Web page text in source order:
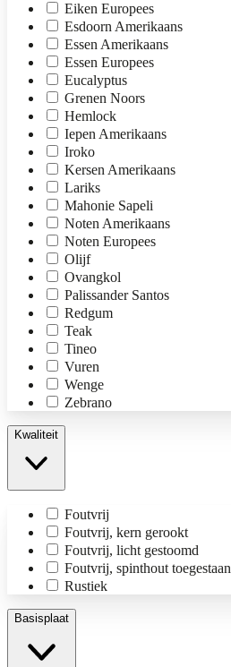
Eiken Europees
Esdoorn Amerikaans
Essen Amerikaans
Essen Europees
Eucalyptus
Grenen Noors
Hemlock
Iepen Amerikaans
Iroko
Kersen Amerikaans
Lariks
Mahonie Sapeli
Noten Amerikaans
Noten Europees
Olijf
Ovangkol
Palissander Santos
Redgum
Teak
Tineo
Vuren
Wenge
Zebrano
Kwaliteit
Foutvrij
Foutvrij, kern gerookt
Foutvrij, licht gestoomd
Foutvrij, spinthout toegestaan
Rustiek
Basisplaat